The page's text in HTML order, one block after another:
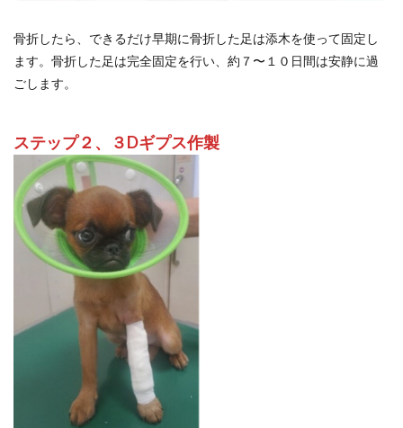
骨折したら、できるだけ早期に骨折した足は添木を使って固定し
ます。骨折した足は完全固定を行い、約７〜１０日間は安静に過
ごします。
ステップ２、３Dギプス作製